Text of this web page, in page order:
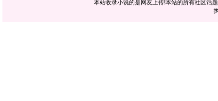
本站收录小说的是网友上传!本站的所有社区话